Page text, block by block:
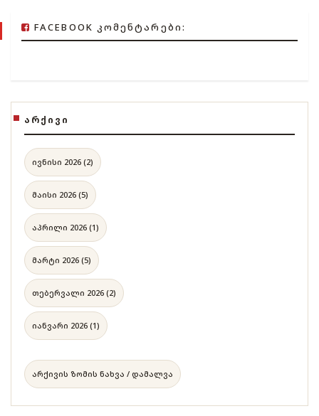
FACEBOOK ᲙᲝᲛᲔᲜᲢᲐᲠᲔᲑᲘ:
ᲐᲠᲥᲘᲕᲘ
ივნისი 2026 (2)
მაისი 2026 (5)
აპრილი 2026 (1)
მარტი 2026 (5)
თებერვალი 2026 (2)
იანვარი 2026 (1)
არქივის ზომის ნახვა / დამალვა